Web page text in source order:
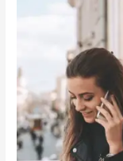
personales
de
las
de
tu
negocio.